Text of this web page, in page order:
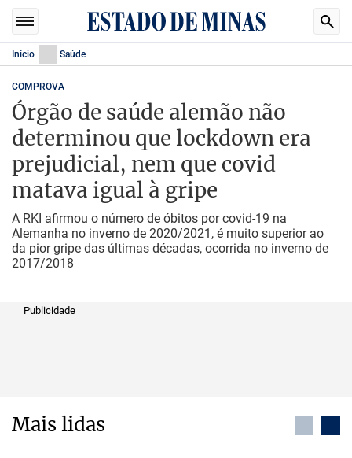
Início Saúde
COMPROVA
Órgão de saúde alemão não
determinou que lockdown era
prejudicial, nem que covid
matava igual à gripe
A RKI afirmou o número de óbitos por covid-19 na
Alemanha no inverno de 2020/2021, é muito superior ao
da pior gripe das últimas décadas, ocorrida no inverno de
2017/2018
Publicidade
Mais lidas